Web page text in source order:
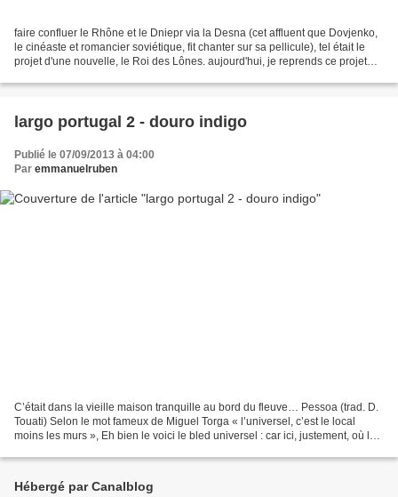
faire confluer le Rhône et le Dniepr via la Desna (cet affluent que Dovjenko,
le cinéaste et romancier soviétique, fit chanter sur sa pellicule), tel était le
projet d'une nouvelle, le Roi des Lônes. aujourd'hui, je reprends ce projet
largo portugal 2 - douro indigo
Publié le 07/09/2013 à 04:00
Par emmanuelruben
C’était dans la vieille maison tranquille au bord du fleuve… Pessoa (trad. D.
Touati) Selon le mot fameux de Miguel Torga « l’universel, c’est le local
moins les murs », Eh bien le voici le bled universel : car ici, justement, où les
Hébergé par Canalblog